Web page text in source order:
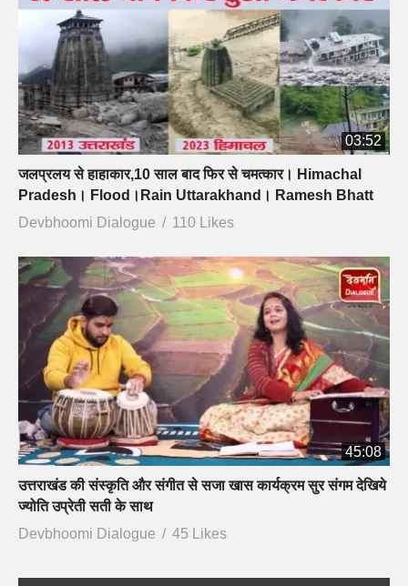
03:52
जलप्रलय से हाहाकार,10 साल बाद फिर से चमत्कार। Himachal
Pradesh। Flood।Rain Uttarakhand। Ramesh Bhatt
Devbhoomi Dialogue
110 Likes
45:08
उत्तराखंड की संस्कृति और संगीत से सजा खास कार्यक्रम सुर संगम देखिये
ज्योति उप्रेती सती के साथ
Devbhoomi Dialogue
45 Likes